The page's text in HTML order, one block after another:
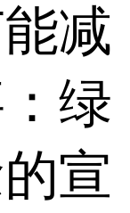
减
绿
宣